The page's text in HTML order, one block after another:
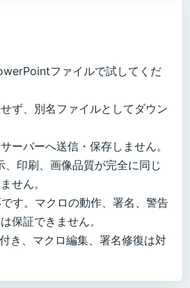
ファイルで試してくだ
ず、別名ファイルとしてダウン
ーバーへ送信・保存しません。
印刷、画像品質が完全に同じ
せん。
す。マクロの動作、署名、警告
保証できません。
き、マクロ編集、署名修復は対